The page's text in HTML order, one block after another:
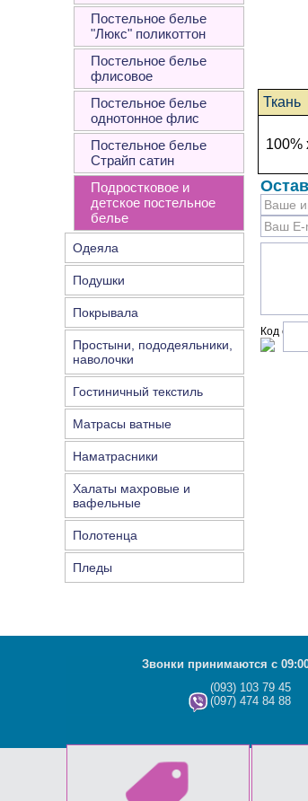
Постельное белье
"Люкс" поликоттон
Постельное белье
флисовое
Постельное белье
однотонное флис
Постельное белье
Страйп сатин
Подростковое и
детское постельное
белье
Одеяла
Подушки
Покрывала
Простыни, пододеяльники,
наволочки
Гостиничный текстиль
Матрасы ватные
Наматрасники
Халаты махровые и
вафельные
Полотенца
Пледы
Ткань
100%
Код с
Звонки принимаются с
(093) 103 79 45
(097) 474 84 88